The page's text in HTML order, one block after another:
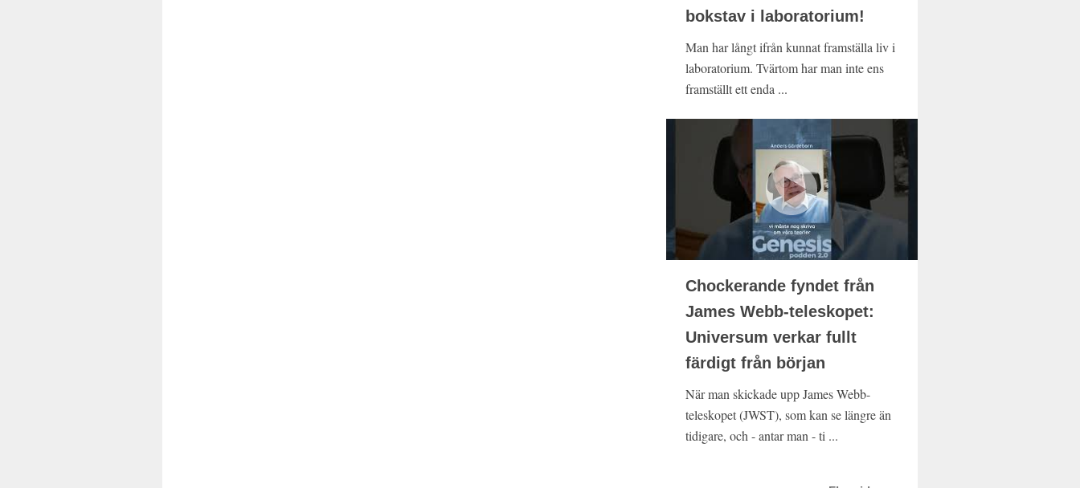
bokstav i laboratorium!
Man har långt ifrån kunnat framställa liv i
laboratorium. Tvärtom har man inte ens
framställt ett enda ...
Chockerande fyndet från
James Webb-teleskopet:
Universum verkar fullt
färdigt från början
När man skickade upp James Webb-
teleskopet (JWST), som kan se längre än
tidigare, och - antar man - ti ...